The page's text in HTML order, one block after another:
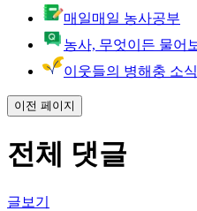
매일매일 농사공부
농사, 무엇이든 물어
이웃들의 병해충 소식
이전 페이지
전체 댓글
글보기